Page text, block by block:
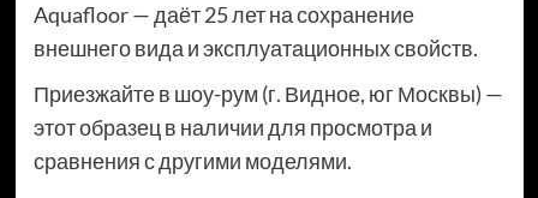
Aquafloor — даёт 25 лет на сохранение
внешнего вида и эксплуатационных свойств.
Приезжайте в шоу-рум (г. Видное, юг Москвы) —
этот образец в наличии для просмотра и
сравнения с другими моделями.